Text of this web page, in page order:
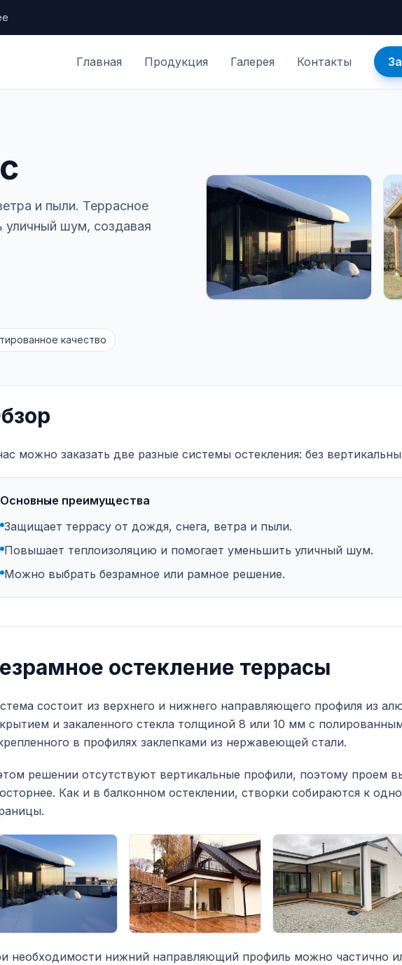
Главная Продукция Галерея Контакты
и пыли. Террасное
уличный шум, создавая
качество
можно заказать две разные системы остекления: без
Основные преимущества
Защищает террасу от дождя, снега, ветра и пыли.
Повышает теплоизоляцию и помогает уменьшить уличный шум.
Можно выбрать безрамное или рамное решение.
остекление террасы
состоит из верхнего и нижнего направляющего профиля из
и закаленного стекла толщиной 8 или 10 мм с
в профилях заклепками из нержавеющей стали.
решении отсутствуют вертикальные профили, поэтому проем
Как и в балконном остеклении, створки собираются к
необходимости нижний направляющий профиль можно частично